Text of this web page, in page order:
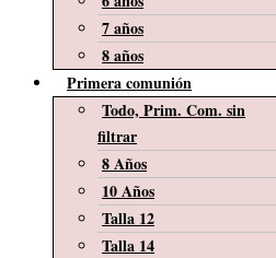
7 años
8 años
Primera comunión
Todo, Prim. Com. sin
filtrar
8 Años
10 Años
Talla 12
Talla 14